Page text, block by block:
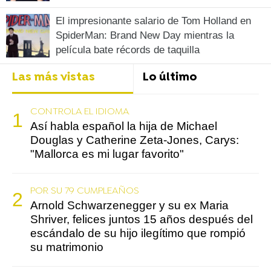
El impresionante salario de Tom Holland en
SpiderMan: Brand New Day mientras la
película bate récords de taquilla
Las más vistas Lo último
CONTROLA EL IDIOMA
Así habla español la hija de Michael
Douglas y Catherine Zeta-Jones, Carys:
"Mallorca es mi lugar favorito"
POR SU 79 CUMPLEAÑOS
Arnold Schwarzenegger y su ex Maria
Shriver, felices juntos 15 años después del
escándalo de su hijo ilegítimo que rompió
su matrimonio